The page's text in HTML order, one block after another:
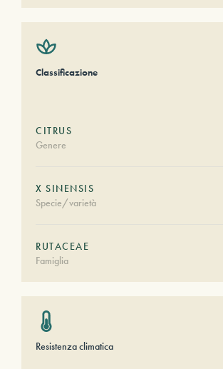
Classificazione
CITRUS
Genere
X SINENSIS
Specie/varietà
RUTACEAE
Famiglia
Resistenza climatica